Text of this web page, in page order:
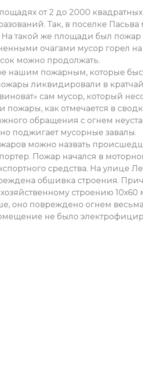
от 2 до 2000
Так, в поселке
На такой же площади был
очагами мусор горел
можно продолжать.
нашим пожарным, которые
ликвидировали в
сам мусор, который
пожары, как отмечается в
обращения с огнем
поджигает мусорные завалы.
можно назвать
Пожар начался в
средства. На улице
обшивка строения.
строению
оно повреждено огнем
не было